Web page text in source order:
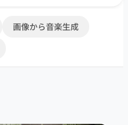
画像から音楽生成